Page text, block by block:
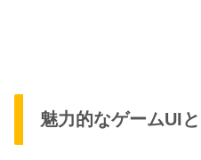
魅力的なゲームUI